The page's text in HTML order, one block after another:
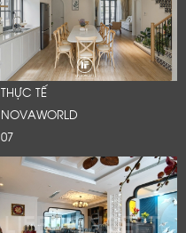
THỰC TẾ
NOVAWORLD
07